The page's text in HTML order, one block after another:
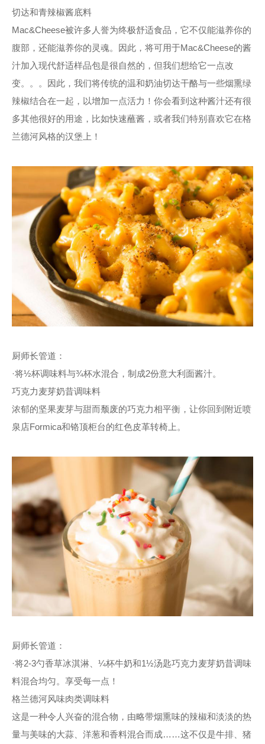
切达和青辣椒酱底料
Mac&Cheese被许多人誉为终极舒适食品，它不仅能滋养你的
腹部，还能滋养你的灵魂。因此，将可用于Mac&Cheese的酱
汁加入现代舒适样品包是很自然的，但我们想给它一点改
变。。。因此，我们将传统的温和奶油切达干酪与一些烟熏绿
辣椒结合在一起，以增加一点活力！你会看到这种酱汁还有很
多其他很好的用途，比如快速蘸酱，或者我们特别喜欢它在格
兰德河风格的汉堡上！
厨师长管道：
·将½杯调味料与¾杯水混合，制成2份意大利面酱汁。
巧克力麦芽奶昔调味料
浓郁的坚果麦芽与甜而颓废的巧克力相平衡，让你回到附近喷
泉店Formica和铬顶柜台的红色皮革转椅上。
厨师长管道：
·将2-3勺香草冰淇淋、¼杯牛奶和1½汤匙巧克力麦芽奶昔调味
料混合均匀。享受每一点！
格兰德河风味肉类调味料
这是一种令人兴奋的混合物，由略带烟熏味的辣椒和淡淡的热
量与美味的大蒜、洋葱和香料混合而成……这不仅是牛排、猪